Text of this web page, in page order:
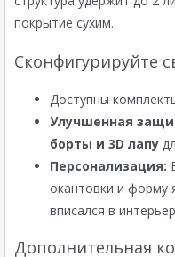
покрытие сухим.
Сконфигурируйте
Доступны
Улучшенная
борты и 3D лапу
Персонализация:
окантовки и форму
вписался в
Дополнительная